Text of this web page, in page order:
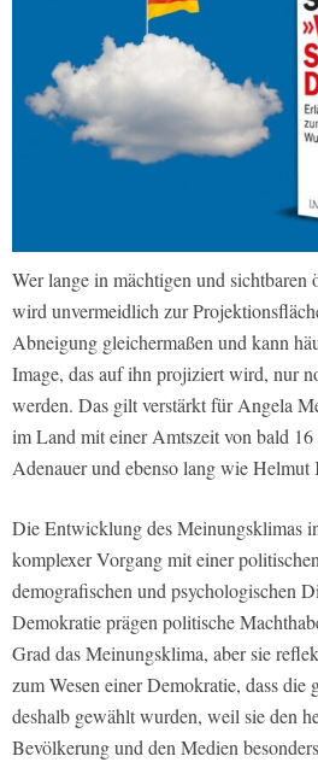
Wer lange in mächtigen und
wird unvermeidlich zur
Abneigung gleichermaßen und kann
Image, das auf ihn projiziert wird, nur
werden. Das gilt verstärkt für Angela
im Land mit einer Amtszeit von bald
Adenauer und ebenso lang wie Helmut
Die Entwicklung des Meinungsklimas
komplexer Vorgang mit einer
demografischen und psychologischen
Demokratie prägen politische
Grad das Meinungsklima, aber sie
zum Wesen einer Demokratie, dass die
deshalb gewählt wurden, weil sie den
Bevölkerung und den Medien